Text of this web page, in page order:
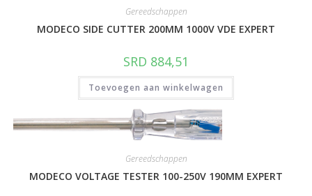
Gereedschappen
MODECO SIDE CUTTER 200MM 1000V VDE EXPERT
SRD 884,51
Toevoegen aan winkelwagen
Gereedschappen
MODECO VOLTAGE TESTER 100-250V 190MM EXPERT